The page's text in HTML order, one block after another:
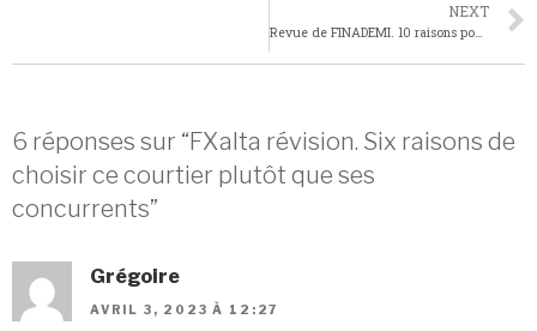
NEXT
Revue de FINADEMI. 10 raisons pour lesquelles les traders aiment cette académie
6 réponses sur “FXalta révision. Six raisons de
choisir ce courtier plutôt que ses
concurrents”
Grégoire
AVRIL 3, 2023 À 12:27